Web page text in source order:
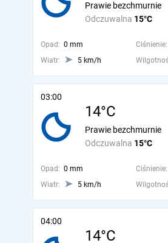
Odczuwalna 15°C
Prawie bezchmurnie
Opad: 0 mm Ciśnienie:
Wiatr:
5 km/h
03:00
14°C
Odczuwalna 15°C
Prawie bezchmurnie
Opad: 0 mm Ciśnienie:
Wiatr:
5 km/h
04:00
14°C